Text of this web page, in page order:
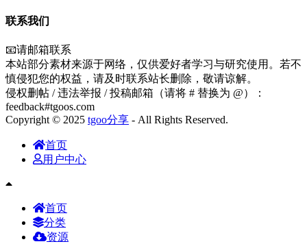
联系我们
📧请邮箱联系
本站部分素材来源于网络，仅供爱好者学习与研究使用。若不
慎侵犯您的权益，请及时联系站长删除，敬请谅解。
侵权删帖 / 违法举报 / 投稿邮箱（请将 # 替换为 @）：
feedback#tgoos.com
Copyright © 2025 tgoo分享 - All Rights Reserved.
首页
用户中心
首页
分类
资源